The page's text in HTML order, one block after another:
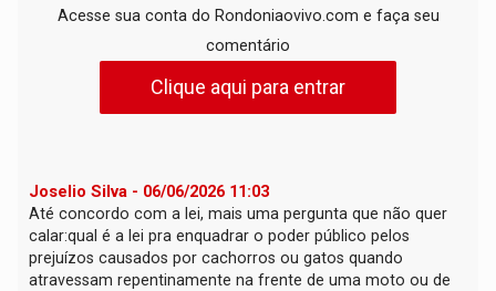
Acesse sua conta do Rondoniaovivo.com e faça seu
comentário
Clique aqui para entrar
Joselio Silva - 06/06/2026 11:03
Até concordo com a lei, mais uma pergunta que não quer
calar:qual é a lei pra enquadrar o poder público pelos
prejuízos causados por cachorros ou gatos quando
atravessam repentinamente na frente de uma moto ou de